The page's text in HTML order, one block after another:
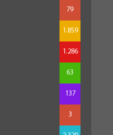
79
1.859
1.286
63
137
3